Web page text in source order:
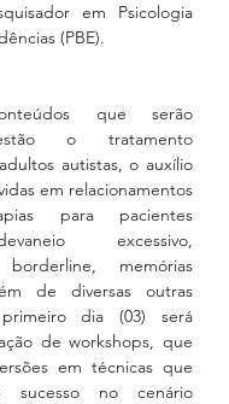
em Psicologia
(PBE).
que serão
o tratamento
autistas, o auxílio
em relacionamentos
para pacientes
excessivo,
borderline, memórias
de diversas outras
dia (03) será
de workshops, que
em técnicas que
sucesso no cenário